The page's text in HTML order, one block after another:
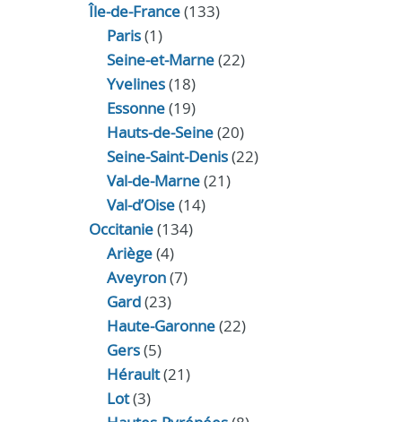
Île-de-France(133)
Paris(1)
Seine-et-Marne(22)
Yvelines(18)
Essonne(19)
Hauts-de-Seine(20)
Seine-Saint-Denis(22)
Val-de-Marne(21)
Val-d’Oise(14)
Occitanie(134)
Ariège(4)
Aveyron(7)
Gard(23)
Haute-Garonne(22)
Gers(5)
Hérault(21)
Lot(3)